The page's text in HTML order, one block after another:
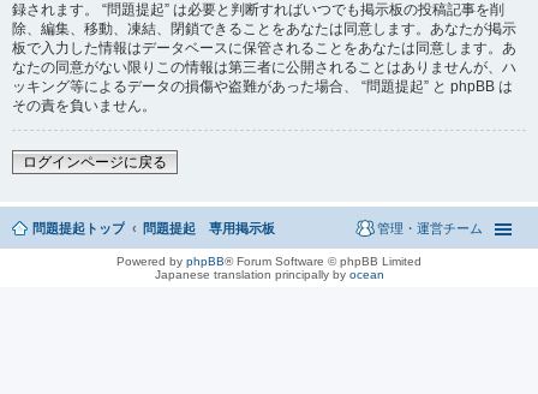
録されます。 “問題提起” は必要と判断すればいつでも掲示板の投稿記事を削
除、編集、移動、凍結、閉鎖できることをあなたは同意します。あなたが掲示
板で入力した情報はデータベースに保管されることをあなたは同意します。あ
なたの同意がない限りこの情報は第三者に公開されることはありませんが、ハ
ッキング等によるデータの損傷や盗難があった場合、 “問題提起” と phpBB は
その責を負いません。
ログインページに戻る
問題提起トップ 問題提起 専用掲示板 管理・運営チーム
Powered by phpBB® Forum Software © phpBB Limited
Japanese translation principally by ocean